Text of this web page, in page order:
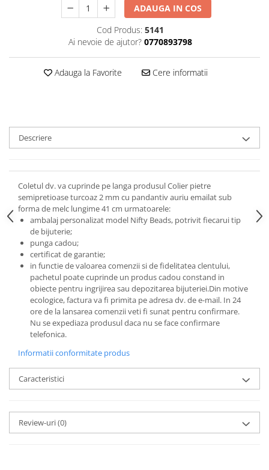
ADAUGA IN COS
Cod Produs: 5141
Ai nevoie de ajutor? 0770893798
Adauga la Favorite Cere informatii
Descriere
Coletul dv. va cuprinde pe langa produsul Colier pietre
semipretioase turcoaz 2 mm cu pandantiv auriu emailat sub
forma de melc lungime 41 cm urmatoarele:
ambalaj personalizat model Nifty Beads, potrivit fiecarui tip
de bijuterie;
punga cadou;
certificat de garantie;
in functie de valoarea comenzii si de fidelitatea clentului,
pachetul poate cuprinde un produs cadou constand in
obiecte pentru ingrijirea sau depozitarea bijuteriei.Din motive
ecologice, factura va fi primita pe adresa dv. de e-mail. In 24
ore de la lansarea comenzii veti fi sunat pentru confirmare.
Nu se expediaza produsul daca nu se face confirmare
telefonica.
Informatii conformitate produs
Caracteristici
Review-uri(0)